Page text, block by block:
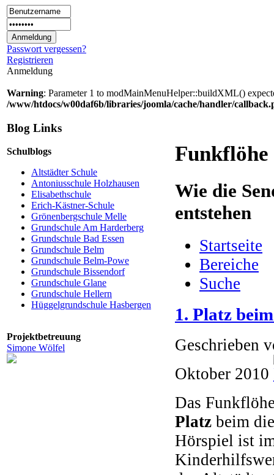
Passwort vergessen?
Registrieren
Anmeldung
Warning: Parameter 1 to modMainMenuHelper::buildXML()
/www/htdocs/w00daf6b/libraries/joomla/cache/handler/
Blog Links
Schulblogs
Altstädter Schule
Antoniusschule Holzhausen
Elisabethschule
Erich-Kästner-Schule
Grönenbergschule Melle
Grundschule Am Harderberg
Grundschule Bad Essen
Grundschule Belm
Grundschule Belm-Powe
Grundschule Bissendorf
Grundschule Glane
Grundschule Hellern
Hüggelgrundschule Hasbergen
Projektbetreuung
Simone Wölfel
Funkflöhe
Wie die
entstehen
Startseite
Bereiche
Suche
1. Platz
Geschrieben
Oktober 2010
Das
Platz beim
Hörspiel ist